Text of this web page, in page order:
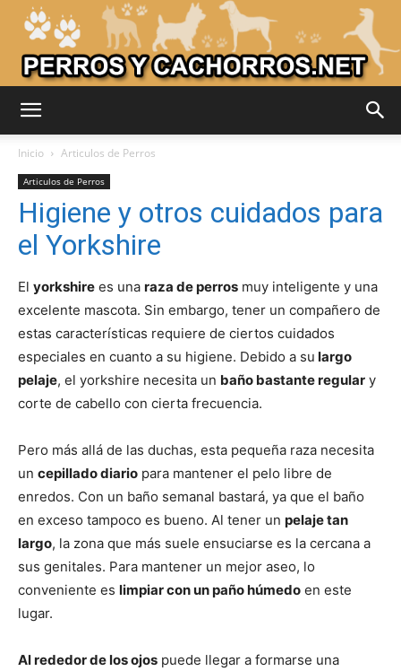
Perros
–
Razas
de
Perros
Inicio Articulos de Perros
Articulos de Perros
Higiene y otros cuidados para
el Yorkshire
El yorkshire es una raza de perros muy inteligente y una
excelente mascota. Sin embargo, tener un compañero de
estas características requiere de ciertos cuidados
especiales en cuanto a su higiene. Debido a su largo
pelaje, el yorkshire necesita un baño bastante regular y
corte de cabello con cierta frecuencia.
Pero más allá de las duchas, esta pequeña raza necesita
un cepillado diario para mantener el pelo libre de
enredos. Con un baño semanal bastará, ya que el baño
en exceso tampoco es bueno. Al tener un pelaje tan
largo, la zona que más suele ensuciarse es la cercana a
sus genitales. Para mantener un mejor aseo, lo
conveniente es limpiar con un paño húmedo en este
lugar.
Al rededor de los ojos puede llegar a formarse una